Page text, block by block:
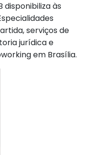
disponibiliza às
serviços de
jurídica e
em Brasília.